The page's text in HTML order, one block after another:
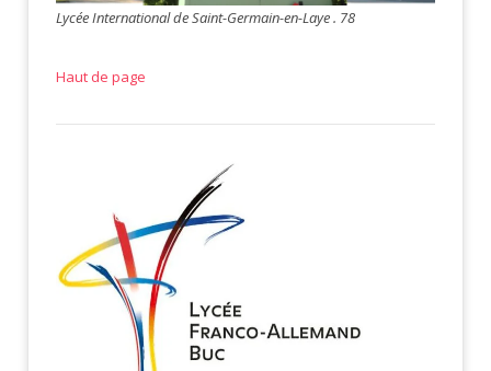
Lycée International de Saint-Germain-en-Laye . 78
Haut de page